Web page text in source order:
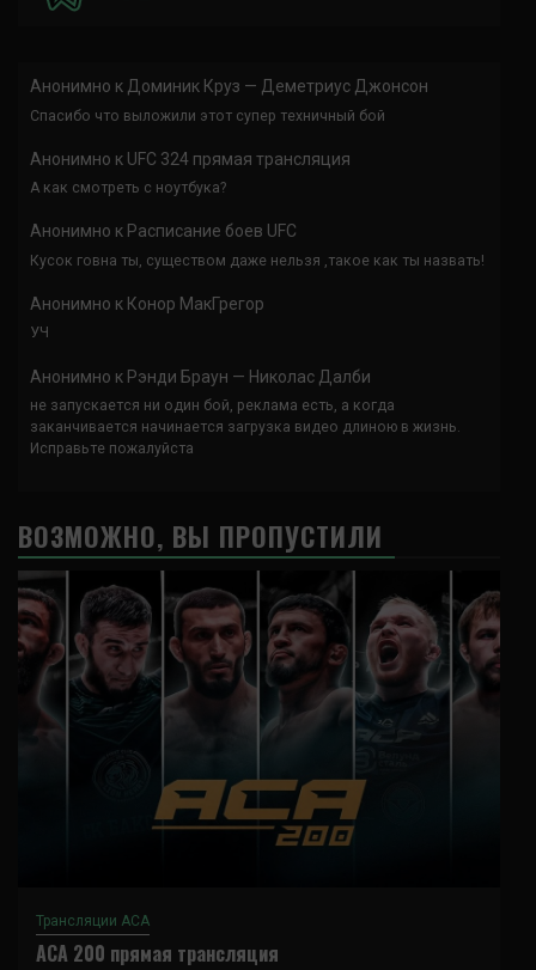
Анонимно к Доминик Круз — Деметриус Джонсон
Спасибо что выложили этот супер техничный бой
Анонимно к UFC 324 прямая трансляция
А как смотреть с ноутбука?
Анонимно к Расписание боев UFC
Кусок говна ты, существом даже нельзя ,такое как ты назвать!
Анонимно к Конор МакГрегор
УЧ
Анонимно к Рэнди Браун — Николас Далби
не запускается ни один бой, реклама есть, а когда
заканчивается начинается загрузка видео длиною в жизнь.
Исправьте пожалуйста
ВОЗМОЖНО, ВЫ ПРОПУСТИЛИ
Трансляции ACA
ACA 200 прямая трансляция